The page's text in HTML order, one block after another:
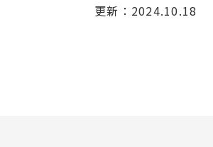
更新：2024.10.18